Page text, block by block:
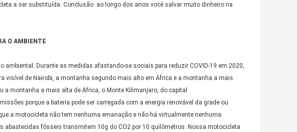
a ser substituída. Conclusão: ao longo dos anos você salvar muito dinheiro na
O AMBIENTE
Durante as medidas afastando-se sociais para reduzir COVID-19 em 2020,
visível de Nairobi, a montanha segundo mais alto em África e a montanha a mais
a montanha a mais alta de África, o Monte Kilimanjaro, do capital.
porque a bateria pode ser carregada com a energia renovável da grade ou
a motocicleta não tem nenhuma emanação e não há virtualmente nenhuma
abastecidas fósseis transmitem 10g do CO2 por 10 quilômetros. Nossa motocicleta